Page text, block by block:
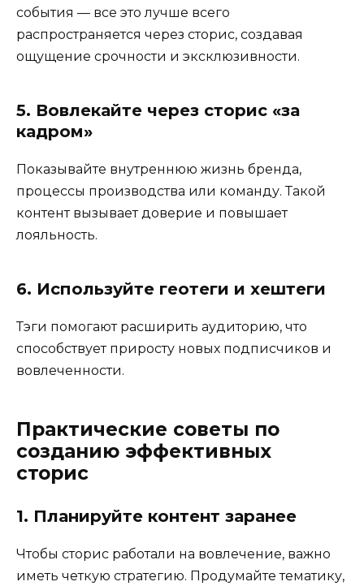
события — все это лучше всего
распространяется через сторис, создавая
ощущение срочности и эксклюзивности.
5. Вовлекайте через сторис «за
кадром»
Показывайте внутреннюю жизнь бренда,
процессы производства или команду. Такой
контент вызывает доверие и повышает
лояльность.
6. Используйте геотеги и хештеги
Тэги помогают расширить аудиторию, что
способствует приросту новых подписчиков и
вовлеченности.
Практические советы по
созданию эффективных
сторис
1. Планируйте контент заранее
Чтобы сторис работали на вовлечение, важно
иметь четкую стратегию. Продумайте тематику,